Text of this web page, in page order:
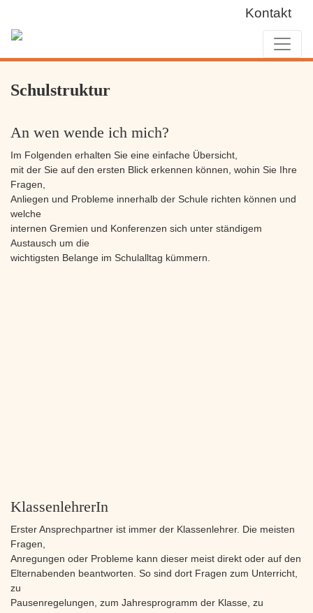
Kontakt
Schulstruktur
An wen wende ich mich?
Im Folgenden erhalten Sie eine einfache Übersicht,
mit der Sie auf den ersten Blick erkennen können, wohin Sie Ihre
Fragen,
Anliegen und Probleme innerhalb der Schule richten können und
welche
internen Gremien und Konferenzen sich unter ständigem
Austausch um die
wichtigsten Belange im Schulalltag kümmern.
KlassenlehrerIn
Erster Ansprechpartner ist immer der Klassenlehrer. Die meisten
Fragen,
Anregungen oder Probleme kann dieser meist direkt oder auf den
Elternabenden beantworten. So sind dort Fragen zum Unterricht,
zu
Pausenregelungen, zum Jahresprogramm der Klasse, zu